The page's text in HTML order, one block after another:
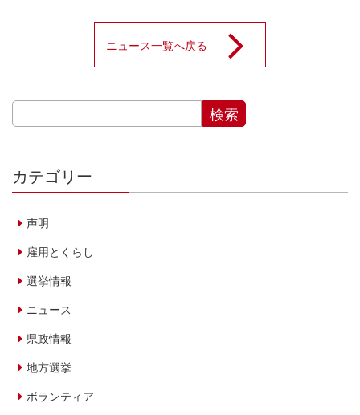
ニュース一覧へ戻る
カテゴリー
声明
雇用とくらし
選挙情報
ニュース
県政情報
地方選挙
ボランティア